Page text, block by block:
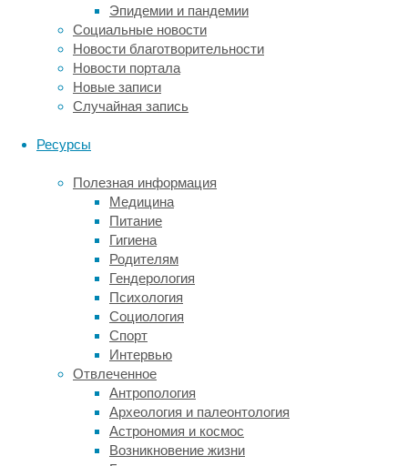
Эпидемии и пандемии
Социальные новости
Новости благотворительности
Новости портала
Новые записи
Случайная запись
Ресурсы
Полезная информация
Медицина
Питание
Гигиена
Родителям
Гендерология
Психология
Социология
Спорт
Интервью
Отвлеченное
Антропология
Археология и палеонтология
Астрономия и космос
Возникновение жизни
кальций.
Поэтому
ученые
считают,
что
от
употребления
молочных
продуктов
нельзя
оценивать
одному
показателю.
Машид
Дехган
(Mahshid
Dehghan)
из
Университета
МакMастерa